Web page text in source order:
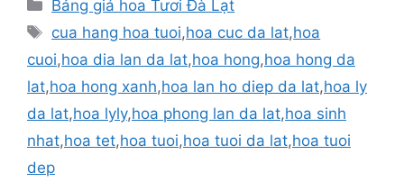
Bảng giá hoa Tươi Đà Lạt
Thẻ
cua hang hoa tuoi,hoa cuc da lat,hoa
cuoi,hoa dia lan da lat,hoa hong,hoa hong da
lat,hoa hong xanh,hoa lan ho diep da lat,hoa ly
da lat,hoa lyly,hoa phong lan da lat,hoa sinh
nhat,hoa tet,hoa tuoi,hoa tuoi da lat,hoa tuoi
dep